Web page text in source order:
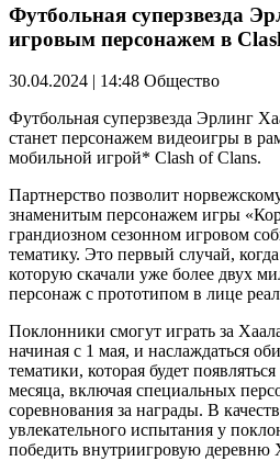
Футбольная суперзвезда
игровым персонажем в
30.04.2024 | 14:48 Общество
Футбольная суперзвезда Эрлинг
станет персонажем видеоигры в
мобильной игрой* Clash of Clans.
Партнерство позволит
знаменитым персонажем игры
грандиозном сезонном игровом
тематику. Это первый случай,
которую скачали уже более двух
персонаж с прототипом в лице
Поклонники смогут играть за
начиная с 1 мая, и наслаждаться
тематики, которая будет
месяца, включая специальных
соревнования за награды. В
увлекательного испытания у
победить внутриигровую деревню